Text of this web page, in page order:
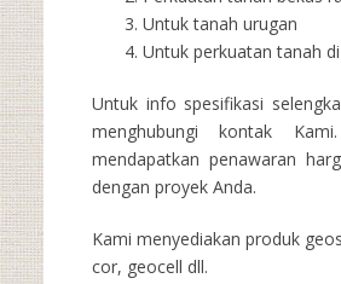
Untuk tanah urugan
Untuk perkuatan tanah
Untuk info spesifikasi
menghubungi kontak
mendapatkan penawaran
dengan proyek Anda.
Kami menyediakan produk
cor, geocell dll.